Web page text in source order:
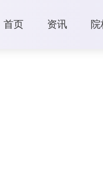
首页 资讯